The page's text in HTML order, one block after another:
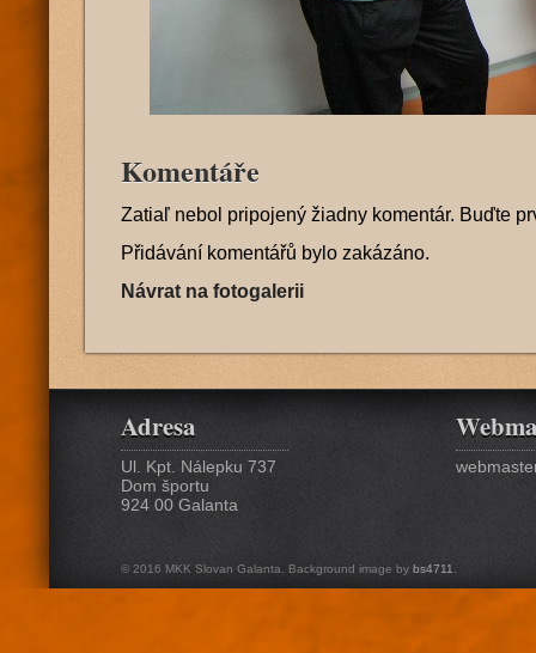
Komentáře
Zatiaľ nebol pripojený žiadny komentár. Buďte
Přidávání komentářů bylo zakázáno.
Návrat na fotogalerii
Adresa
Ul. Kpt. Nálepku 737
Dom športu
924 00 Galanta
© 2016 MKK Slovan Galanta. Background image by bs4711